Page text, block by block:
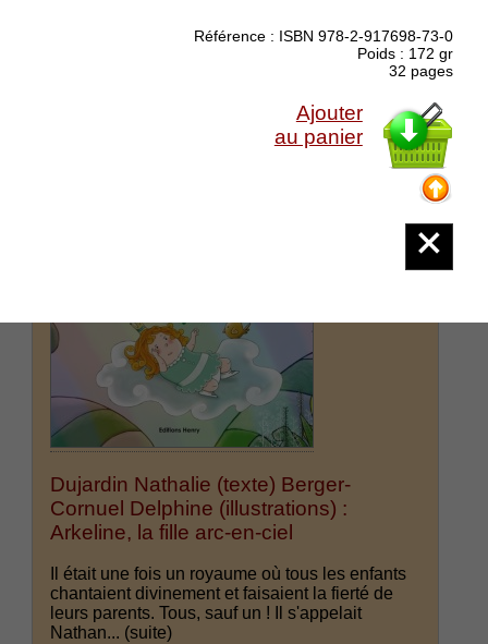
de retrouver ses amis, Matéo ouvrit ses volets et
découvrit une chose vraiment curieuse : - Ça
alors ! s'écria-t-il. Dehors, il faisait tout noir. Le
Dujardin Nathalie (texte) Berger-
Cornuel Delphine (illustrations) :
Arkeline, la fille arc-en-ciel
Il était une fois un royaume où tous les enfants
chantaient divinement et faisaient la fierté de
leurs parents. Tous, sauf un ! Il s'appelait
Nathan... (suite)
Référence : ISBN 978-2-917698-73-0
Poids : 172 gr
32 pages
Ajouter
au panier